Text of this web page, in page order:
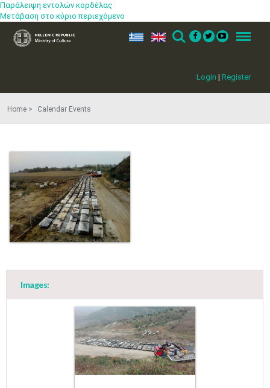
Παράλειψη εντολών κορδέλας
Μετάβαση στο κύριο περιεχόμενο
Login | Register
ελ en Search Menu
Home Calendar Events
Images: